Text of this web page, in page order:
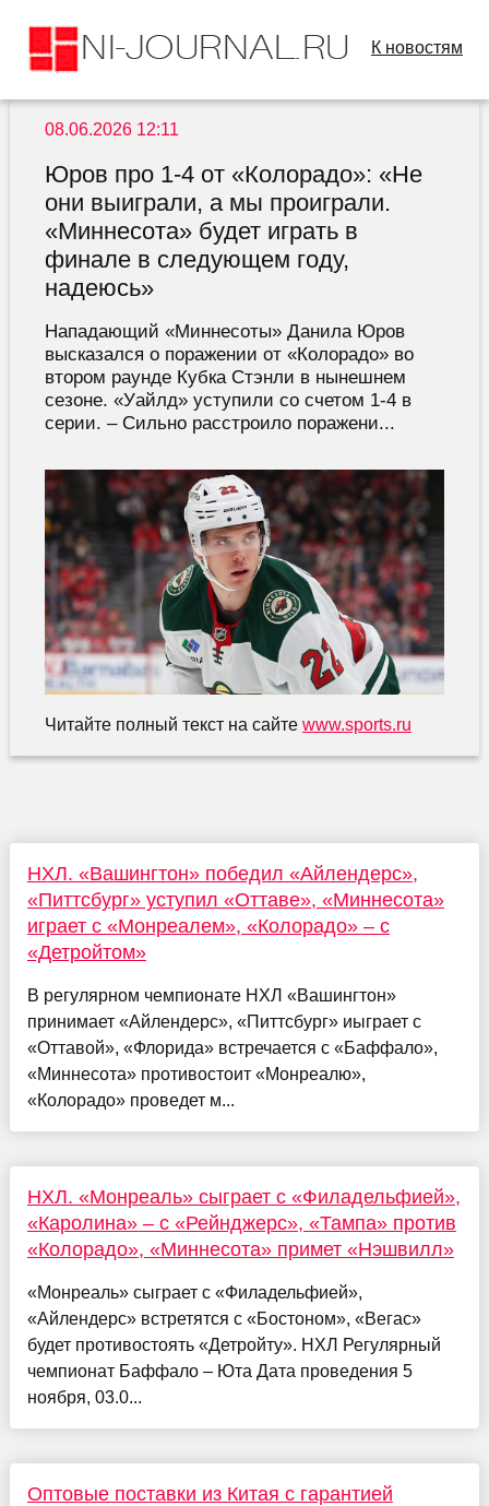
К новостям
08.06.2026 12:11
Юров про 1-4 от «Колорадо»: «Не
они выиграли, а мы проиграли.
«Миннесота» будет играть в
финале в следующем году,
надеюсь»
Нападающий «Миннесоты» Данила Юров
высказался о поражении от «Колорадо» во
втором раунде Кубка Стэнли в нынешнем
сезоне. «Уайлд» уступили со счетом 1-4 в
серии. – Сильно расстроило поражени...
Читайте полный текст на сайте www.sports.ru
НХЛ. «Вашингтон» победил «Айлендерс»,
«Питтсбург» уступил «Оттаве», «Миннесота»
играет с «Монреалем», «Колорадо» – с
«Детройтом»
В регулярном чемпионате НХЛ «Вашингтон»
принимает «Айлендерс», «Питтсбург» иыграет с
«Оттавой», «Флорида» встречается с «Баффало»,
«Миннесота» противостоит «Монреалю»,
«Колорадо» проведет м...
НХЛ. «Монреаль» сыграет с «Филадельфией»,
«Каролина» – с «Рейнджерс», «Тампа» против
«Колорадо», «Миннесота» примет «Нэшвилл»
«Монреаль» сыграет с «Филадельфией»,
«Айлендерс» встретятся с «Бостоном», «Вегас»
будет противостоять «Детройту». НХЛ Регулярный
чемпионат Баффало – Юта Дата проведения 5
ноября, 03.0...
Оптовые поставки из Китая с гарантией